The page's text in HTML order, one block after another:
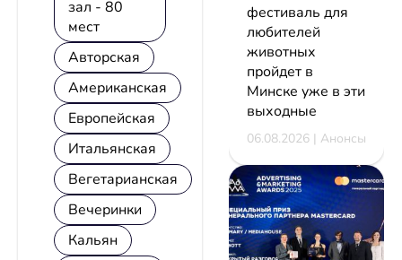
зал - 80
мест
Авторская
Американская
Европейская
Итальянская
Вегетарианская
Вечеринки
Кальян
фестиваль для
любителей
животных
пройдет в
Минске уже в эти
выходные
06.08.2026 | Анонсы